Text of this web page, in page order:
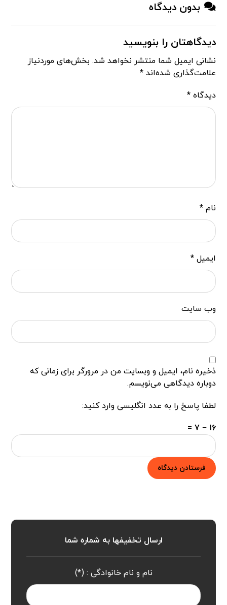
بدون دیدگاه
دیدگاهتان را بنویسید
نشانی ایمیل شما منتشر نخواهد شد. بخش‌های موردنیاز
علامت‌گذاری شده‌اند*
دیدگاه*
نام*
ایمیل*
وب‌ سایت
ذخیره نام، ایمیل و وبسایت من در مرورگر برای زمانی که
دوباره دیدگاهی می‌نویسم.
لطفا پاسخ را به عدد انگلیسی وارد کنید:
16 − 7 =
فرستادن دیدگاه
ارسال تخفیفها به شماره شما
نام و نام خانوادگی : (*)